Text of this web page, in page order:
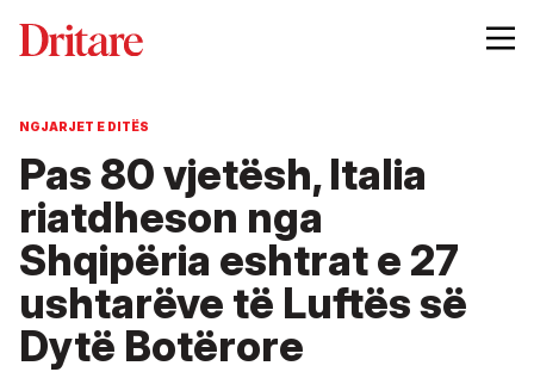
NGJARJET E DITËS
Pas 80 vjetësh, Italia
riatdheson nga
Shqipëria eshtrat e 27
ushtarëve të Luftës së
Dytë Botërore